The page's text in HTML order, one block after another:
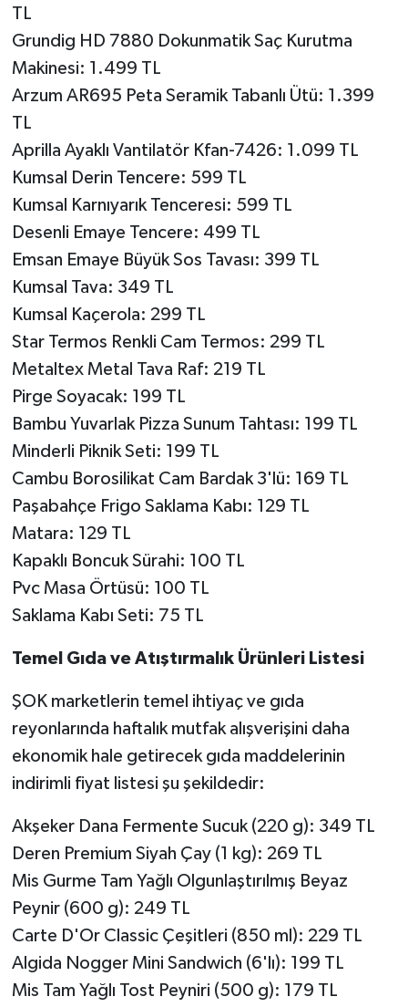
TL
Grundig HD 7880 Dokunmatik Saç Kurutma
Makinesi: 1.499 TL
Arzum AR695 Peta Seramik Tabanlı Ütü: 1.399
TL
Aprilla Ayaklı Vantilatör Kfan-7426: 1.099 TL
Kumsal Derin Tencere: 599 TL
Kumsal Karnıyarık Tenceresi: 599 TL
Desenli Emaye Tencere: 499 TL
Emsan Emaye Büyük Sos Tavası: 399 TL
Kumsal Tava: 349 TL
Kumsal Kaçerola: 299 TL
Star Termos Renkli Cam Termos: 299 TL
Metaltex Metal Tava Raf: 219 TL
Pirge Soyacak: 199 TL
Bambu Yuvarlak Pizza Sunum Tahtası: 199 TL
Minderli Piknik Seti: 199 TL
Cambu Borosilikat Cam Bardak 3'lü: 169 TL
Paşabahçe Frigo Saklama Kabı: 129 TL
Matara: 129 TL
Kapaklı Boncuk Sürahi: 100 TL
Pvc Masa Örtüsü: 100 TL
Saklama Kabı Seti: 75 TL
Temel Gıda ve Atıştırmalık Ürünleri Listesi
ŞOK marketlerin temel ihtiyaç ve gıda
reyonlarında haftalık mutfak alışverişini daha
ekonomik hale getirecek gıda maddelerinin
indirimli fiyat listesi şu şekildedir:
Akşeker Dana Fermente Sucuk (220 g): 349 TL
Deren Premium Siyah Çay (1 kg): 269 TL
Mis Gurme Tam Yağlı Olgunlaştırılmış Beyaz
Peynir (600 g): 249 TL
Carte D'Or Classic Çeşitleri (850 ml): 229 TL
Algida Nogger Mini Sandwich (6'lı): 199 TL
Mis Tam Yağlı Tost Peyniri (500 g): 179 TL